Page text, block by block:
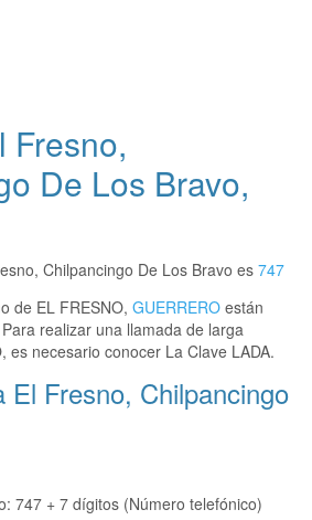
Fresno,
De Los Bravo,
Chilpancingo De Los Bravo es 747
de EL FRESNO, GUERRERO están
realizar una llamada de larga
es necesario conocer La Clave LADA.
El Fresno, Chilpancingo
747 + 7 dígitos (Número telefónico)